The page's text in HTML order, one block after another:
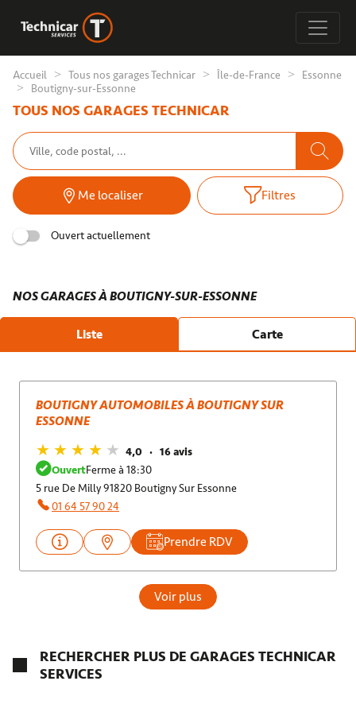
Accueil Tous nos garages Technicar Île-de-France
Essonne
Boutigny-sur-Essonne
TOUS NOS GARAGES TECHNICAR
Me localiser Filtres
Ouvert actuellement
NOS GARAGES À BOUTIGNY-SUR-ESSONNE
Liste Carte
BOUTIGNY AUTOMOBILES À BOUTIGNY SUR
ESSONNE
4,0
16 avis
OuvertFerme à 18:30
5 rue De Milly 91820 Boutigny Sur Essonne
01 64 57 90 24
Prendre RDV
Voir plus
RECHERCHER PLUS DE GARAGES TECHNICAR
SERVICES